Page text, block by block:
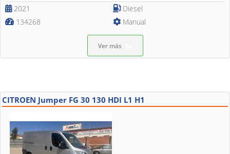
2021
134268
Diesel
Manual
Ver más
CITROEN Jumper FG 30 130 HDI L1 H1